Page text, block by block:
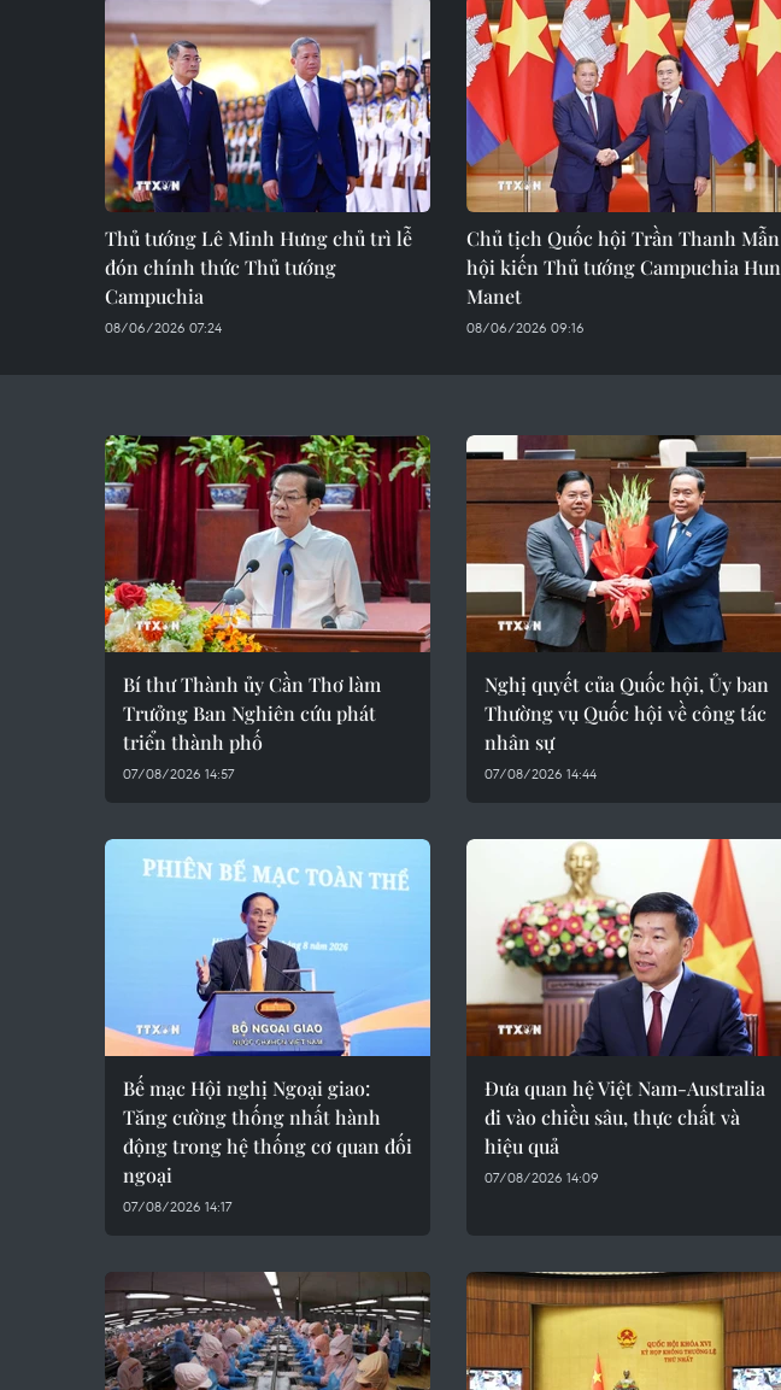
Thủ tướng Lê Minh Hưng chủ trì lễ
đón chính thức Thủ tướng
Campuchia
08/06/2026 07:24
Chủ tịch Quốc hội Trần Thanh Mẫn
hội kiến Thủ tướng Campuchia Hun
Manet
08/06/2026 09:16
Bí thư Thành ủy Cần Thơ làm
Trưởng Ban Nghiên cứu phát
triển thành phố
07/08/2026 14:57
Nghị quyết của Quốc hội, Ủy ban
Thường vụ Quốc hội về công tác
nhân sự
07/08/2026 14:44
Bế mạc Hội nghị Ngoại giao:
Tăng cường thống nhất hành
động trong hệ thống cơ quan đối
ngoại
07/08/2026 14:17
Đưa quan hệ Việt Nam-Australia
đi vào chiều sâu, thực chất và
hiệu quả
07/08/2026 14:09